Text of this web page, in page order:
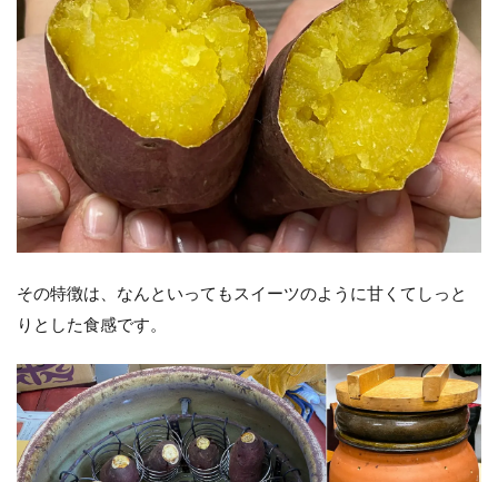
その特徴は、なんといってもスイーツのように甘くてしっと
りとした食感です。